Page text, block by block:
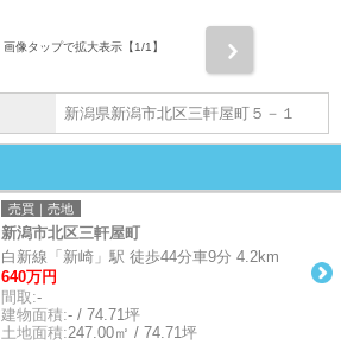
画像タップで拡大表示【1/1】
新潟県新潟市北区三軒屋町５－１
売買｜売地
新潟市北区三軒屋町
白新線「新崎」駅 徒歩44分車9分 4.2km
640万円
間取:-
建物面積:- / 74.71坪
土地面積:247.00㎡ / 74.71坪